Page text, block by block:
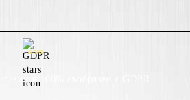
GDPR
е 100% съобразен с GDPR.